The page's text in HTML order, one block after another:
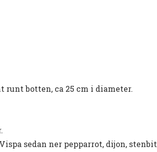
botten, ca 25 cm i diameter.
sedan ner pepparrot, dijon,